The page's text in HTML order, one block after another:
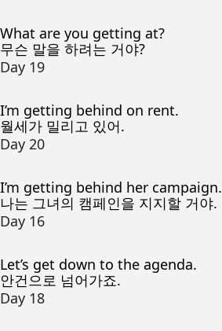
What are you getting at?
무슨 말을 하려는 거야?
Day 19
I’m getting behind on rent.
월세가 밀리고 있어.
Day 20
I’m getting behind her campaign.
나는 그녀의 캠페인을 지지할 거야.
Day 16
Let’s get down to the agenda.
안건으로 넘어가죠.
Day 18